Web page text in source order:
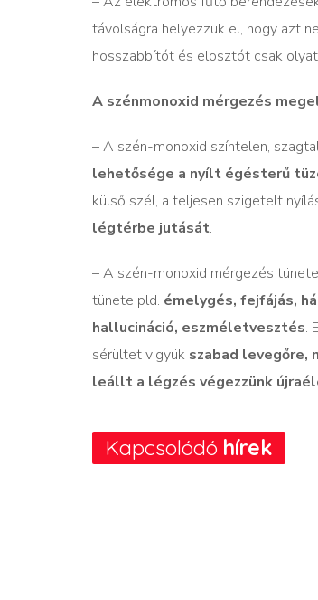
távolságra helyezzük el, hogy azt
hosszabbítót és elosztót csak olyat
A szénmonoxid mérgezés
– A szén-monoxid színtelen,
lehetősége a nyílt égésterű
külső szél, a teljesen szigetelt
légtérbe jutását.
– A szén-monoxid mérgezés
tünete pld. émelygés, fejfájás,
hallucináció, eszméletvesztés.
sérültet vigyük szabad levegőre,
leállt a légzés végezzünk
Kapcsolódó hírek